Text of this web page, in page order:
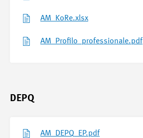
AM_KoRe.xlsx
AM_Profilo_professionale.pdf
DEPQ
AM_DEPQ_EP.pdf